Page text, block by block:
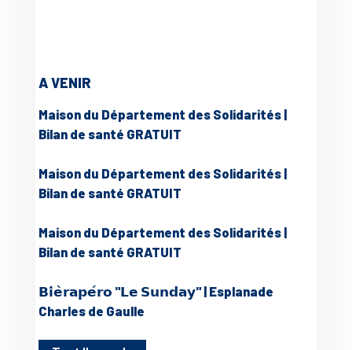
A VENIR
Maison du Département des Solidarités |
Bilan de santé GRATUIT
Maison du Département des Solidarités |
Bilan de santé GRATUIT
Maison du Département des Solidarités |
Bilan de santé GRATUIT
𝗕𝗶𝗲̀𝗿𝗮𝗽𝗲́𝗿𝗼 "𝗟𝗲 𝗦𝘂𝗻𝗱𝗮𝘆" | Esplanade
Charles de Gaulle